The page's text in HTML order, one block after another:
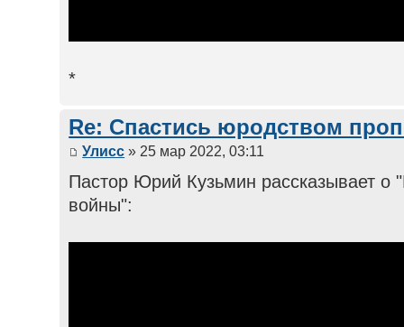
*
Re: Спастись юродством
Улисс » 25 мар 2022, 03:11
Пастор Юрий Кузьмин рассказывает о
войны":